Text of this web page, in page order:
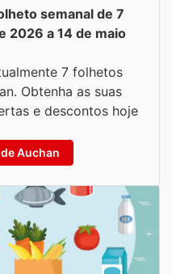
semanal de 7
2026 a 14 de maio
7 folhetos
Obtenha as suas
e descontos hoje
Auchan